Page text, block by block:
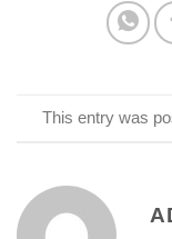
This entry was